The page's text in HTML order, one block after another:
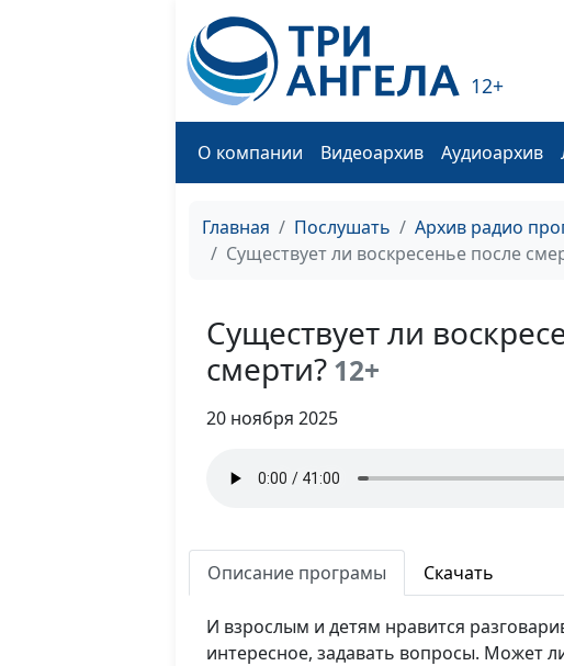
12+
О компании Видеоархив Аудиоархив
Главная Послушать Архив радио
Существует ли воскресенье после
Существует ли
смерти? 12+
20 ноября 2025
Описание програмы Скачать
И взрослым и детям нравится
интересное, задавать вопросы. Может